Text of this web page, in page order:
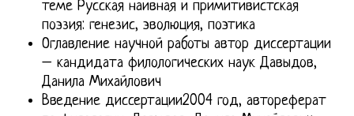
теме Русская наивная и примитивистская
поэзия: генезис, эволюция, поэтика
Оглавление научной работы автор диссертации
– кандидата филологических наук Давыдов,
Данила Михайлович
Введение диссертации2004 год, автореферат